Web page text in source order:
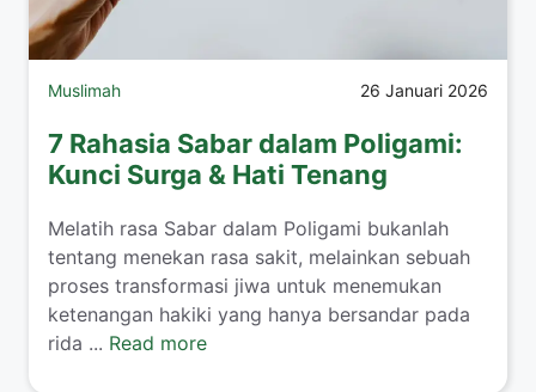
Muslimah 26 Januari 2026
7 Rahasia Sabar dalam Poligami:
Kunci Surga & Hati Tenang
​Melatih rasa Sabar dalam Poligami bukanlah
tentang menekan rasa sakit, melainkan sebuah
proses transformasi jiwa untuk menemukan
ketenangan hakiki yang hanya bersandar pada
rida ... Read more